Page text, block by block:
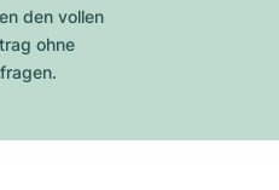
den vollen
ohne